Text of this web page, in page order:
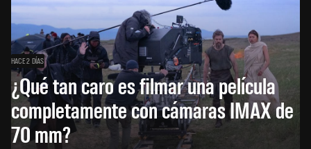
HACE 2 DÍAS
¿Qué tan caro es filmar una película
completamente con cámaras IMAX de
70 mm?